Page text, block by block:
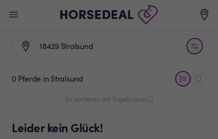
0 Pferde in Stralsund
So sortieren wir Ergebnisse
Leider kein Glück!